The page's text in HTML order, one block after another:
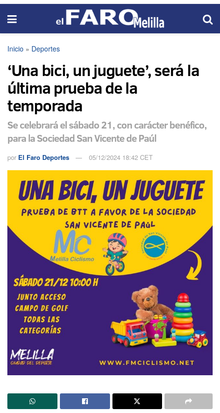
Inicio » Deportes
‘Una bici, un juguete’, será la
última prueba de la
temporada
Se celebrará el sábado 21, con carácter benéfico,
para la Sociedad San Vicente de Paúl
por El Faro Deportes 05/12/2024 18:42 CET